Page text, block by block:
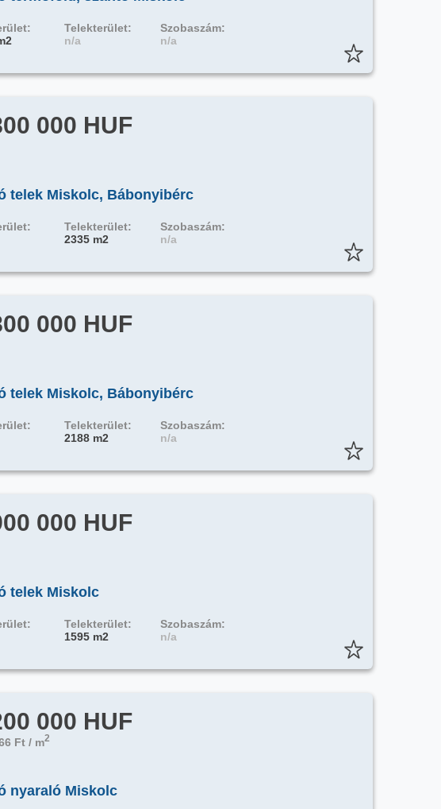
Telekterület:
n/a
Szobaszám:
n/a
000 HUF
telek Miskolc, Bábonyibérc
Telekterület:
2335 m2
Szobaszám:
n/a
000 HUF
telek Miskolc, Bábonyibérc
Telekterület:
2188 m2
Szobaszám:
n/a
000 HUF
telek Miskolc
Telekterület:
1595 m2
Szobaszám:
n/a
000 HUF
Ft / m2
nyaraló Miskolc